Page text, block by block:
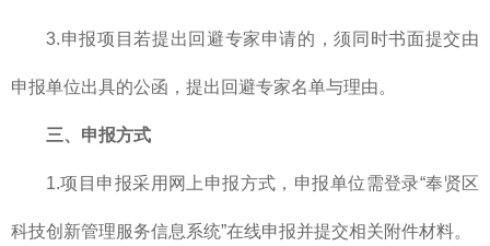
3.申报项目若提出回避专家申请的，须同时书面提交由
申报单位出具的公函，提出回避专家名单与理由。
三、申报方式
1.项目申报采用网上申报方式，申报单位需登录“奉贤区
科技创新管理服务信息系统”在线申报并提交相关附件材料。